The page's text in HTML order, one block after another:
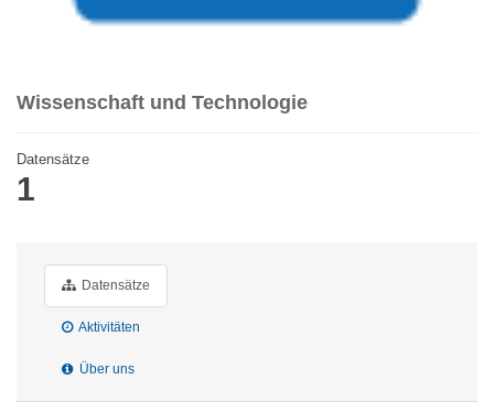
Wissenschaft und Technologie
Datensätze
1
Datensätze
Aktivitäten
Über uns